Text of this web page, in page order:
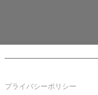
プライバシーポリシー